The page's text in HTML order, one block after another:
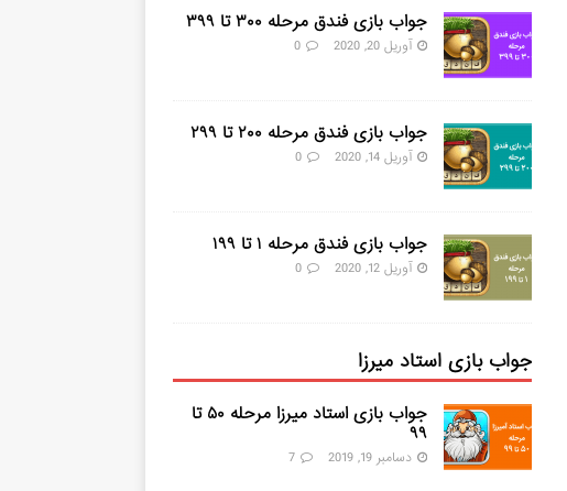
جواب بازی فندق مرحله ۳۰۰ تا ۳۹۹
آوریل 20, 2020 0
جواب بازی فندق مرحله ۲۰۰ تا ۲۹۹
آوریل 14, 2020 0
جواب بازی فندق مرحله ۱ تا ۱۹۹
آوریل 12, 2020 0
جواب بازی استاد میرزا
جواب بازی استاد میرزا مرحله ۵۰ تا
۹۹
دسامبر 19, 2019 7